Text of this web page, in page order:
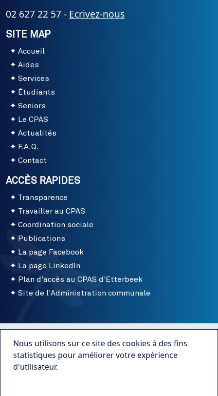
02 627 22 57 - Ecrivez-nous
SITE MAP
Accueil
Aides
Services
Étudiants
Seniors
Le CPAS
Actualités
F.A.Q.
Contact
ACCÈS RAPIDES
Transparence
Travailler au CPAS
Coordination sociale
Publications
La page Facebook
La page LinkedIn
Plan d'accès au CPAS d'Etterbeek
Site de l'Administration communale
Menu bottom
Mentions légales
Nous utilisons sur ce site des cookies à des fins
statistiques pour améliorer votre expérience
d'utilisateur.